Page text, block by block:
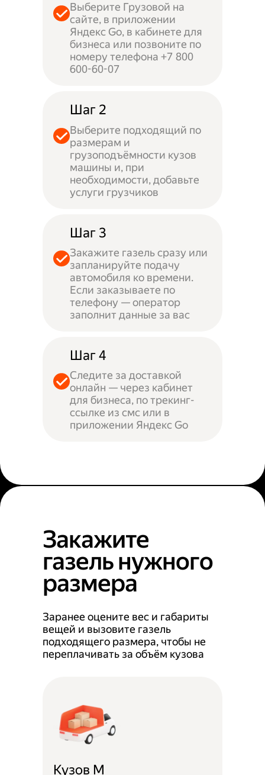
Выберите Грузовой на
сайте, в приложении
Яндекс Go, в кабинете для
бизнеса или позвоните по
номеру телефона +7 800
600-60-07
Шаг 2
Выберите подходящий по
размерам и
грузоподъёмности кузов
машины и, при
необходимости, добавьте
услуги грузчиков
Шаг 3
Закажите газель сразу или
запланируйте подачу
автомобиля ко времени.
Если заказываете по
телефону — оператор
заполнит данные за вас
Шаг 4
Следите за доставкой
онлайн — через кабинет
для бизнеса, по трекинг-
ссылке из смс или в
приложении Яндекс Go
Закажите
газель нужного
размера
Заранее оцените вес и габариты
вещей и вызовите газель
подходящего размера, чтобы не
переплачивать за объём кузова
Кузов M